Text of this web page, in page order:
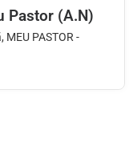
Pastor (A.N)
PASTOR -